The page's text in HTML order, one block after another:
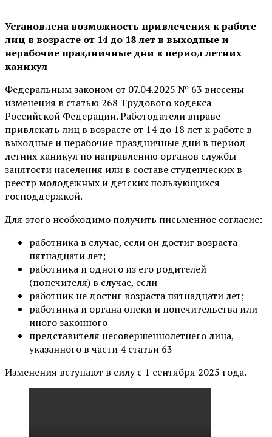
Установлена возможность привлечения к работе
лиц в возрасте от 14 до 18 лет в выходные и
нерабочие праздничные дни в период летних
каникул
Федеральным законом от 07.04.2025 № 63 внесены
изменения в статью 268 Трудового кодекса
Российской Федерации. Работодатели вправе
привлекать лиц в возрасте от 14 до 18 лет к работе в
выходные и нерабочие праздничные дни в период
летних каникул по направлению органов службы
занятости населения или в составе студенческих в
реестр молодежных и детских пользующихся
господдержкой.
Для этого необходимо получить письменное согласие:
работника в случае, если он достиг возраста
пятнадцати лет;
работника и одного из его родителей
(попечителя) в случае, если
работник не достиг возраста пятнадцати лет;
работника и органа опеки и попечительства или
иного законного
представителя несовершеннолетнего лица,
указанного в части 4 статьи 63
Изменения вступают в силу с 1 сентября 2025 года.